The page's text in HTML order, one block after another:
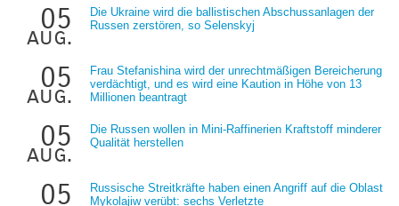
05
aug.
Die Ukraine wird die ballistischen Abschussanlagen der
Russen zerstören, so Selenskyj
05
aug.
Frau Stefanishina wird der unrechtmäßigen Bereicherung
verdächtigt, und es wird eine Kaution in Höhe von 13
Millionen beantragt
05
aug.
Die Russen wollen in Mini-Raffinerien Kraftstoff minderer
Qualität herstellen
05
Russische Streitkräfte haben einen Angriff auf die Oblast
Mykolajiw verübt: sechs Verletzte